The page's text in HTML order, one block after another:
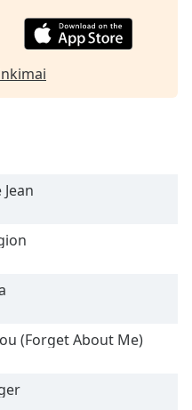
(Forget About Me)